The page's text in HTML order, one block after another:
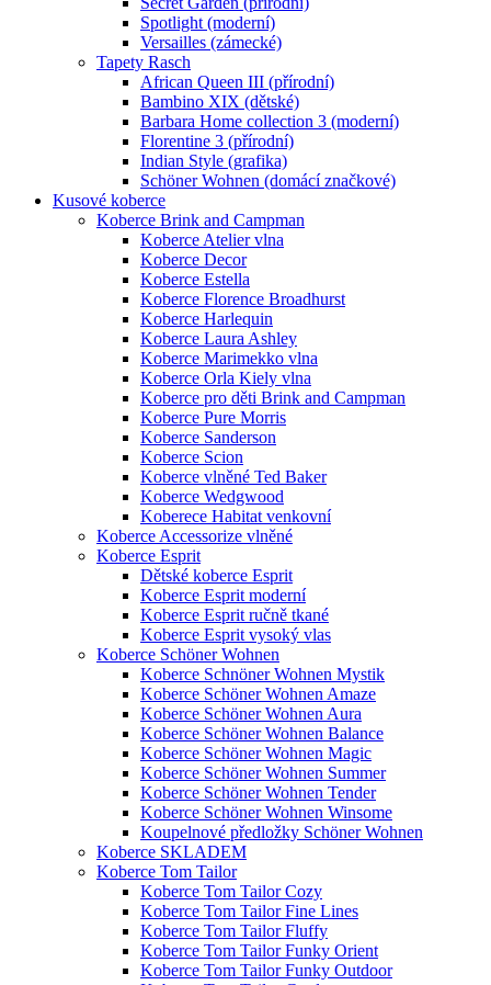
Spotlight (moderní)
Versailles (zámecké)
Tapety Rasch
African Queen III (přírodní)
Bambino XIX (dětské)
Barbara Home collection 3 (moderní)
Florentine 3 (přírodní)
Indian Style (grafika)
Schöner Wohnen (domácí značkové)
Kusové koberce
Koberce Brink and Campman
Koberce Atelier vlna
Koberce Decor
Koberce Estella
Koberce Florence Broadhurst
Koberce Harlequin
Koberce Laura Ashley
Koberce Marimekko vlna
Koberce Orla Kiely vlna
Koberce pro děti Brink and Campman
Koberce Pure Morris
Koberce Sanderson
Koberce Scion
Koberce vlněné Ted Baker
Koberce Wedgwood
Koberece Habitat venkovní
Koberce Accessorize vlněné
Koberce Esprit
Dětské koberce Esprit
Koberce Esprit moderní
Koberce Esprit ručně tkané
Koberce Esprit vysoký vlas
Koberce Schöner Wohnen
Koberce Schnöner Wohnen Mystik
Koberce Schöner Wohnen Amaze
Koberce Schöner Wohnen Aura
Koberce Schöner Wohnen Balance
Koberce Schöner Wohnen Magic
Koberce Schöner Wohnen Summer
Koberce Schöner Wohnen Tender
Koberce Schöner Wohnen Winsome
Koupelnové předložky Schöner Wohnen
Koberce SKLADEM
Koberce Tom Tailor
Koberce Tom Tailor Cozy
Koberce Tom Tailor Fine Lines
Koberce Tom Tailor Fluffy
Koberce Tom Tailor Funky Orient
Koberce Tom Tailor Funky Outdoor